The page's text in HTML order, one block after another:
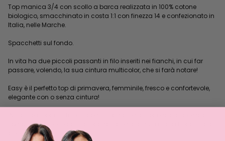
Top manica 3/4 con scollo a barca realizzata in 100% cotone
biologico, smacchinato in costa 1:1 con finezza 14 e confezionato in
Italia, nelle Marche.
Spacchetti sul fondo.
In vita ha due piccoli passanti in filo inseriti nei fianchi, in cui far
passare, volendo, la sua cintura multicolor, che si farà notare!
Easy è il perfetto top di primavera, femminile, fresco e confortevole,
elegante con o senza cintura!
sente più a proprio agio, giocando con la cintura sia a fiocco sia a
doppio giro.